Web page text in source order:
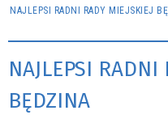
NAJLEPSI RADNI RADY MIEJSKIEJ
NAJLEPSI RADNI
BĘDZINA